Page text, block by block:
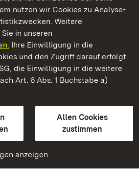
nutzen wir Cookies zu Analyse-
Weitere
in unseren
Ihre Einwilligung in die
und den Zugriff darauf erfolgt
die Einwilligung in die weitere
Art. 6 Abs. 1 Buchstabe a)
Allen Cookies
zustimmen
anzeigen
Gärten Baden‑Württemberg
Gärten Baden-Württemberg
Sprache
Seiten)